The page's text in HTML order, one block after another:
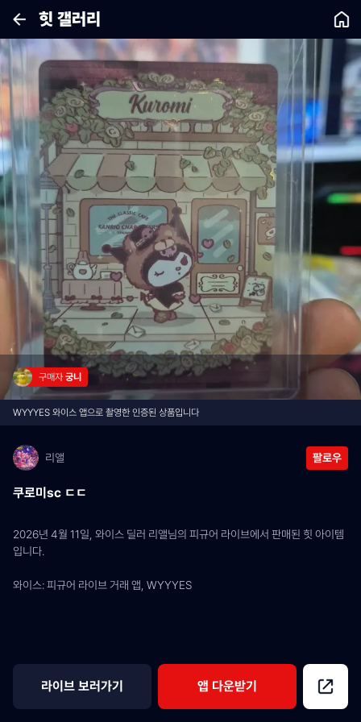
힛 갤러리
구매자 궁니
WYYYES 와이스 앱으로 촬영한 인증된 상품입니다
리앨 팔로우
쿠로미sc ㄷㄷ
2026년 4월 11일, 와이스 딜러 리앨님의 피규어 라이브에서 판매된 힛 아이템
입니다.
와이스: 피규어 라이브 거래 앱, WYYYES
라이브 보러가기 앱 다운받기